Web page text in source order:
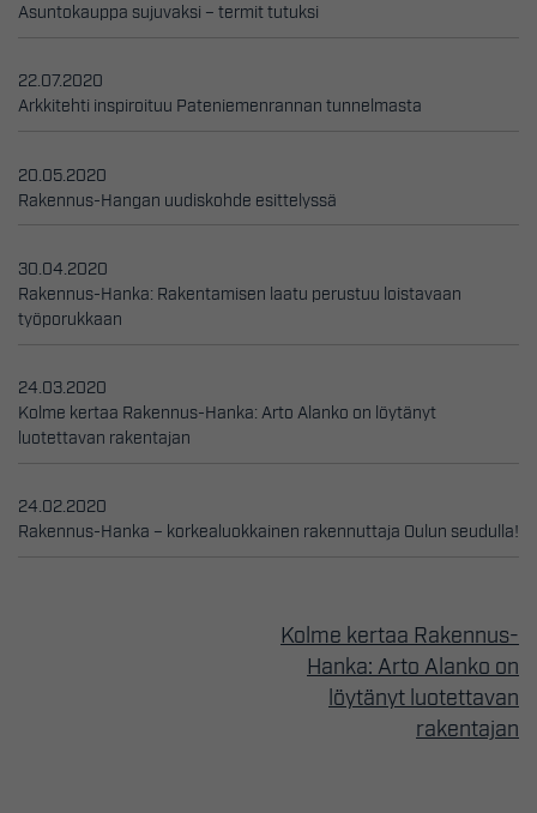
Asuntokauppa sujuvaksi – termit tutuksi
22.07.2020
Arkkitehti inspiroituu Pateniemenrannan tunnelmasta
20.05.2020
Rakennus-Hangan uudiskohde esittelyssä
30.04.2020
Rakennus-Hanka: Rakentamisen laatu perustuu loistavaan
työporukkaan
24.03.2020
Kolme kertaa Rakennus-Hanka: Arto Alanko on löytänyt
luotettavan rakentajan
24.02.2020
Rakennus-Hanka – korkealuokkainen rakennuttaja Oulun seudulla!
Kolme kertaa Rakennus-
Hanka: Arto Alanko on
löytänyt luotettavan
rakentajan